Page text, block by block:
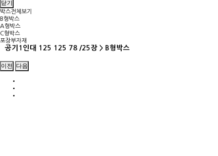
닫기
박스전체보기
B형박스
A형박스
C형박스
포장부자재
공기1인대 125 125 78 /25장 > B형박스
이전 다음